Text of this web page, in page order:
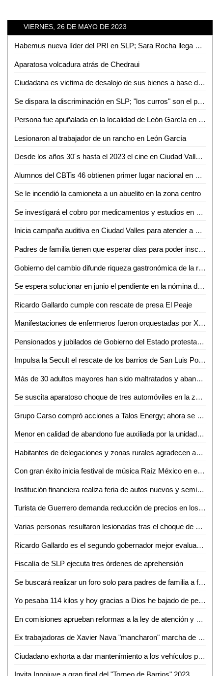
VIERNES, 26 DE MAYO DE 2023
Habemus nueva líder del PRI en SLP; Sara Rocha llega a la dirigencia estatal
Aparatosa volcadura atrás de Chedraui
Ciudadana es victima de desalojo de sus bienes a base de amenazas
Se dispara la discriminación en SLP; "los curros" son el principal sector discriminador
Persona fue apuñalada en la localidad de León García en Ciudad Valles
Lesionaron al trabajador de un rancho en León García
Desde los años 30´s hasta el 2023 el cine en Ciudad Valles ha cambiado los gustos de las personas: Crescencio Martínez
Alumnos del CBTis 46 obtienen primer lugar nacional en Festival Académico de la DGETI
Se le incendió la camioneta a un abuelito en la zona centro
Se investigará el cobro por medicamentos y estudios en el Hospital Gneral de Ciudad Valles: Gobernador
Inicia campaña auditiva en Ciudad Valles para atender a personas con problemas de audición
Padres de familia tienen que esperar días para poder inscribir a sus hijos a la ENESMAPO
Gobierno del cambio difunde riqueza gastronómica de la región media
Se espera solucionar en junio el pendiente en la nómina de los trabajadores estatales: RGC
Ricardo Gallardo cumple con rescate de presa El Peaje
Manifestaciones de enfermeros fueron orquestadas por Xavier Nava: Gabino Morales
Pensionados y jubilados de Gobierno del Estado protestan para ser tomados en cuenta en Ciudad Valles
Impulsa la Secult el rescate de los barrios de San Luis Potosí
Más de 30 adultos mayores han sido maltratados y abandonados por sus hijos en Ciudad Valles
Se suscita aparatoso choque de tres automóviles en la zona centro de Ciudad Valles
Grupo Carso compró acciones a Talos Energy; ahora se producirán hasta 180 mil barriles de petróleo en Zama
Menor en calidad de abandono fue auxiliada por la unidad de género de Guardia Civil Estatal
Habitantes de delegaciones y zonas rurales agradecen apoyos del DIF Municipal de la Capital
Con gran éxito inicia festival de música Raíz México en el altiplano potosino
Institución financiera realiza feria de autos nuevos y seminuevos en Ciudad Valles
Turista de Guerrero demanda reducción de precios en los parajes turísticos de Tamasopo
Varias personas resultaron lesionadas tras el choque de un transporte de personal y un tráiler
Ricardo Gallardo es el segundo gobernador mejor evaluado de México
Fiscalía de SLP ejecuta tres órdenes de aprehensión
Se buscará realizar un foro solo para padres de familia a fin de erradicar la violencia en los hogares: Romeo Aguilar
Yo pesaba 114 kilos y hoy gracias a Dios he bajado de peso y estoy sano: José Luis Gómez
En comisiones aprueban reformas a la ley de atención y apoyo a migrantes del estado: Dip. José Ramón Torres García
Ex trabajadoras de Xavier Nava "mancharon" marcha de enfermeras: Gabino Morales
Ciudadano exhorta a dar mantenimiento a los vehículos para evitar accidentes